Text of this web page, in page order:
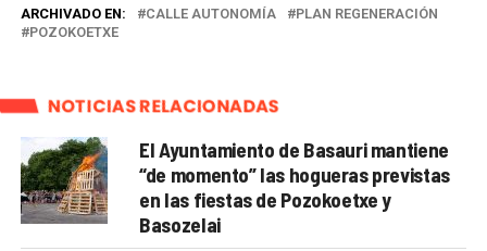
ARCHIVADO EN: CALLE AUTONOMÍA
PLAN REGENERACIÓN
POZOKOETXE
NOTICIAS RELACIONADAS
El Ayuntamiento de Basauri mantiene
“de momento” las hogueras previstas
en las fiestas de Pozokoetxe y
Basozelai